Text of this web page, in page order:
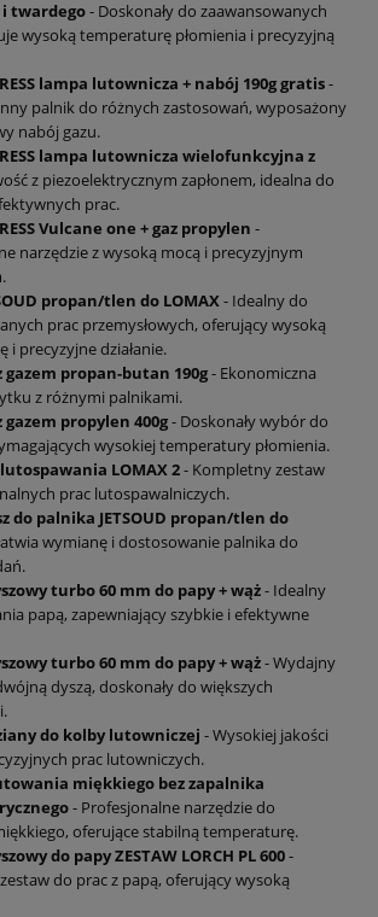
twardego- Doskonały do zaawansowanych
wysoką temperaturę płomienia i precyzyjną
lampa lutownicza + nabój 190g gratis-
palnik do różnych zastosowań, wyposażony
nabój gazu.
lampa lutownicza wielofunkcyjna z
z piezoelektrycznym zapłonem, idealna do
prac.
Vulcane one + gaz propylen -
narzędzie z wysoką mocą i precyzyjnym
propan/tlen do LOMAX- Idealny do
prac przemysłowych, oferujący wysoką
i precyzyjne działanie.
gazem propan-butan 190g- Ekonomiczna
z różnymi palnikami.
propylen 400g- Doskonały wybór do
wysokiej temperatury płomienia.
LOMAX 2- Kompletny zestaw
prac lutospawalniczych.
do palnika JETSOUD propan/tlen do
wymianę i dostosowanie palnika do
turbo 60 mm do papy + wąż- Idealny
papą, zapewniający szybkie i efektywne
turbo 60 mm do papy + wąż- Wydajny
dyszą, doskonały do większych
do kolby lutowniczej - Wysokiej jakości
prac lutowniczych.
miękkiego bez zapalnika
- Profesjonalne narzędzie do
oferujące stabilną temperaturę.
do papy ZESTAW LORCH PL 600-
do prac z papą, oferujący wysoką